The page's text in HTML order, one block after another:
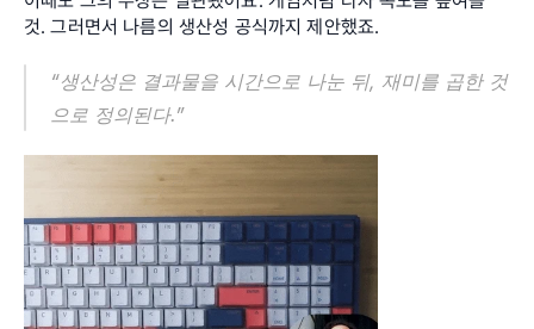
것. 그러면서 나름의 생산성 공식까지 제안했죠.
“생산성은 결과물을 시간으로 나눈 뒤, 재미를 곱한 것
으로 정의된다.”